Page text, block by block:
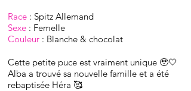
Race : Spitz Allemand
Sexe : Femelle
Couleur : Blanche & chocolat
Cette petite puce est vraiment unique 🥹🤍
Alba a trouvé sa nouvelle famille et a été
rebaptisée Héra 🥰